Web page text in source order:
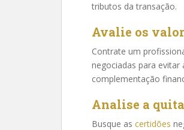
tributos da transação.
Avalie os
Contrate um
negociadas para evitar
complementação
Analise a
Busque as certidões